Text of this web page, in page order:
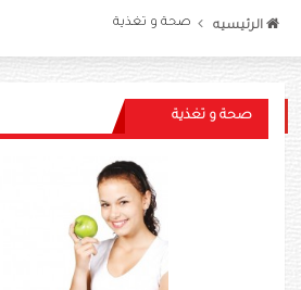
الرئيسيه صحة و تغذية
صحة و تغذية